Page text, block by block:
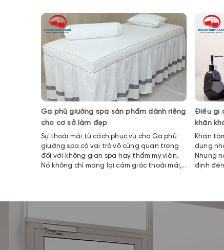
Ga phủ giường spa sản phẩm dành riêng
cho cơ sở làm đẹp
Sự thoái mái từ cách phục vụ cho Ga phủ
giường spa có vai trò vô cùng quan trọng
đối với không gian spa hay thẩm mỹ viện.
Nó không chỉ mang lại cảm giác thoải mái,
Điều gì
khăn
Khăn
dụng
Nhưng
định